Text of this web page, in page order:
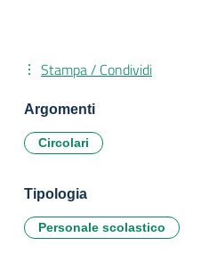
Stampa / Condividi
Argomenti
Circolari
Tipologia
Personale scolastico